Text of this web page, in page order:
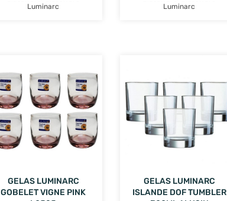
Luminarc
Luminarc
GELAS LUMINARC
GOBELET VIGNE PINK
GELAS LUMINARC
ISLANDE DOF TUMBLER